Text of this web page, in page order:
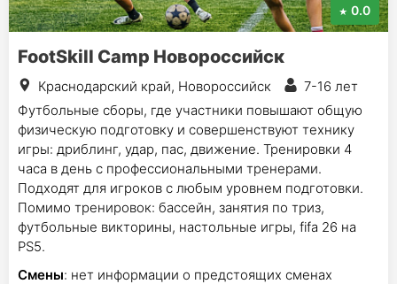
0.0
FootSkill Camp Новороссийск
Краснодарский край, Новороссийск
7-16 лет
Футбольные сборы, где участники повышают общую
физическую подготовку и совершенствуют технику
игры: дриблинг, удар, пас, движение. Тренировки 4
часа в день с профессиональными тренерами.
Подходят для игроков с любым уровнем подготовки.
Помимо тренировок: бассейн, занятия по триз,
футбольные викторины, настольные игры, fifa 26 на
PS5.
Смены: нет информации о предстоящих сменах